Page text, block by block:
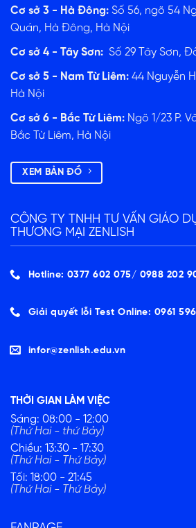
Cơ sở 3 - Hà Đông: Số 56, ngõ 54
Quán, Hà Đông, Hà Nội
Cơ sở 4 - Tây Sơn: Số 29 Tây Sơn,
Cơ sở 5 - Nam Từ Liêm: 44 Nguyễn
Hà Nội
Cơ sở 6 - Bắc Từ Liêm: Ngõ 1/23 P.
Bắc Từ Liêm, Hà Nội
XEM BẢN ĐỒ
CÔNG TY TNHH TƯ VẤN GIÁO
THƯƠNG MẠI ZENLISH
Hotline: 0377 602 075/ ‭0988 202
Giải quyết lỗi Test Online: 0961
infor@zenlish.edu.vn
THỜI GIAN LÀM VIỆC
Sáng: 08:00 - 12:00
(Thứ Hai - thứ Bảy)
Chiều: 13:30 - 17:30
(Thứ Hai - Thứ Bảy)
Tối: 18:00 - 21:45
(Thứ Hai - Thứ Bảy)